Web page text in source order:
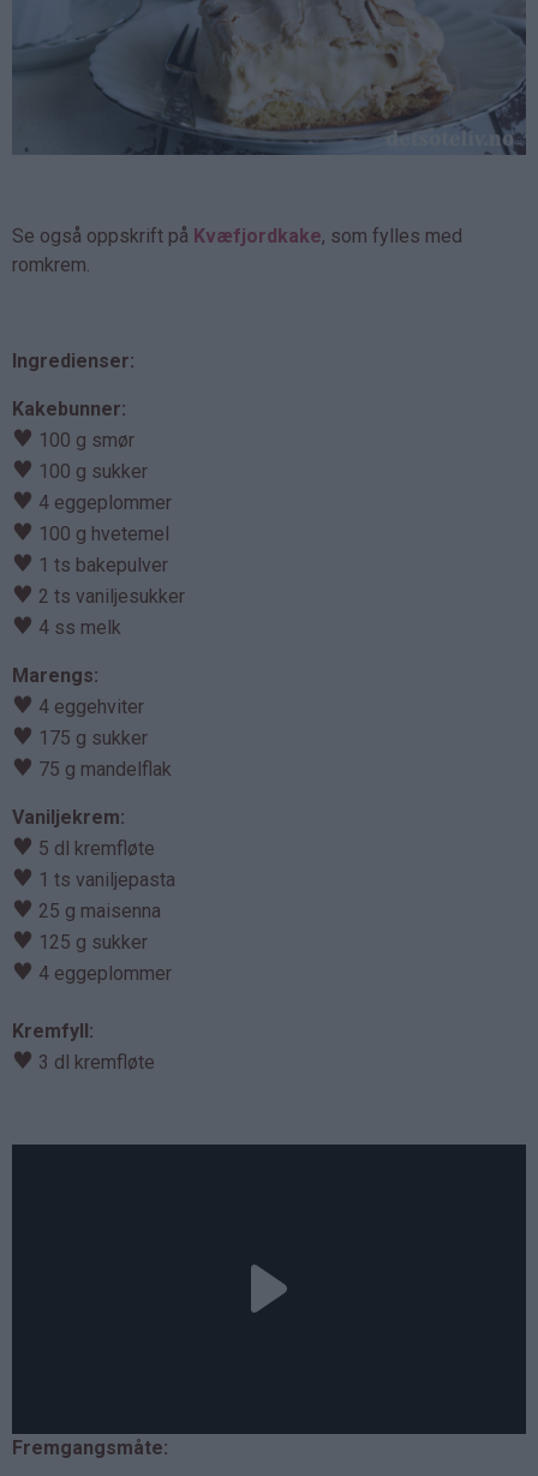
Se også oppskrift på Kvæfjordkake, som fylles med
romkrem.
Ingredienser:
Kakebunner:
♥ 100 g smør
♥ 100 g sukker
♥ 4 eggeplommer
♥ 100 g hvetemel
♥ 1 ts bakepulver
♥ 2 ts vaniljesukker
♥ 4 ss melk
Marengs:
♥ 4 eggehviter
♥ 175 g sukker
♥ 75 g mandelflak
Vaniljekrem:
♥ 5 dl kremfløte
♥ 1 ts vaniljepasta
♥ 25 g maisenna
♥ 125 g sukker
♥ 4 eggeplommer
Kremfyll:
♥ 3 dl kremfløte
Fremgangsmåte: